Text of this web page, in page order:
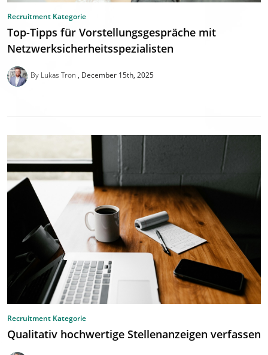
Recruitment Kategorie
Top-Tipps für Vorstellungsgespräche mit
Netzwerksicherheitsspezialisten
By Lukas Tron December 15th, 2025
Recruitment Kategorie
Qualitativ hochwertige Stellenanzeigen verfassen